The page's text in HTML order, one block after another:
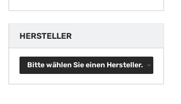
HERSTELLER
Bitte wählen Sie einen Hersteller.